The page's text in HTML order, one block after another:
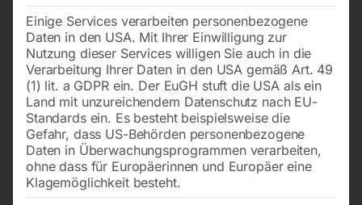
Einige Services verarbeiten personenbezogene
Daten in den USA. Mit Ihrer Einwilligung zur
Nutzung dieser Services willigen Sie auch in die
Verarbeitung Ihrer Daten in den USA gemäß Art. 49
(1) lit. a GDPR ein. Der EuGH stuft die USA als ein
Land mit unzureichendem Datenschutz nach EU-
Standards ein. Es besteht beispielsweise die
Gefahr, dass US-Behörden personenbezogene
Daten in Überwachungsprogrammen verarbeiten,
ohne dass für Europäerinnen und Europäer eine
Klagemöglichkeit besteht.